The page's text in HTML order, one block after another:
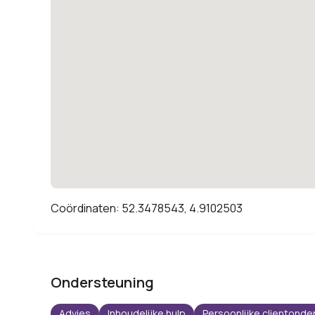
Coördinaten: 52.3478543, 4.9102503
Ondersteuning